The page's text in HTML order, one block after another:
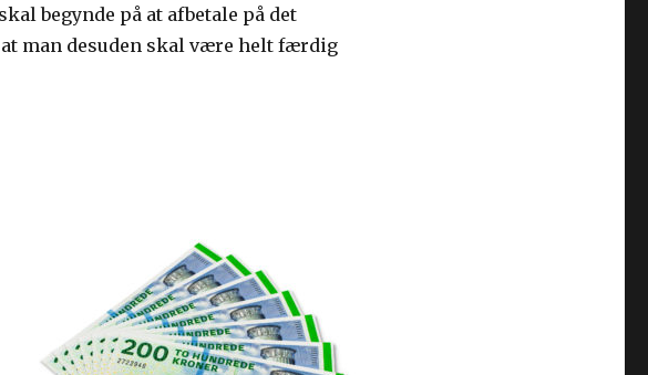
begynde på at afbetale på det
man desuden skal være helt færdig